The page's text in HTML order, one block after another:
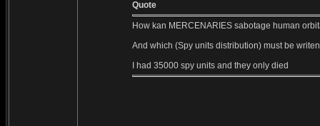
Quote
How kan MERCENARIES sabotage human
And which (Spy units distribution) must be
I had 35000 spy units and they only died